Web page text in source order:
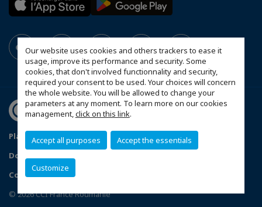
Our website uses cookies and others trackers to ease it
usage, improve its performance and security. Some
cookies, that don't involved functionnality and security,
required your consent to be used. Your choices will concern
the whole website. You will be allowed to change your
parameters at any moment. To learn more on our cookies
management,click on this link.
Accept all purposes Accept the essentials
Customize
Plan du site Statut CCIFER
Mentions légales
Données personnelles
Configurer vos préférences cookies
© 2026 CCI France Roumanie